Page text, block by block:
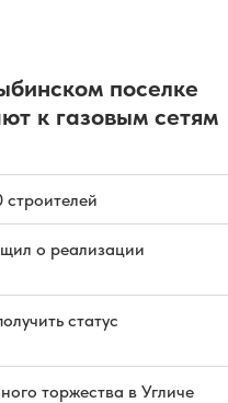
поселке
к газовым сетям
строителей
о реализации
статус
торжества в Угличе